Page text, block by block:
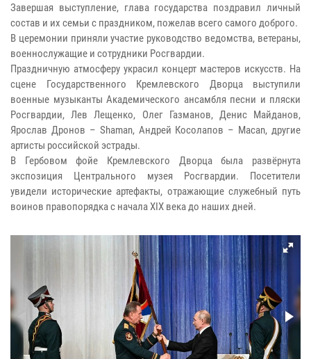
Завершая выступление, глава государства поздравил личный
состав и их семьи с праздником, пожелав всего самого доброго.
В церемонии приняли участие руководство ведомства, ветераны,
военнослужащие и сотрудники Росгвардии.
Праздничную атмосферу украсил концерт мастеров искусств. На
сцене Государственного Кремлевского Дворца выступили
военные музыканты Академического ансамбля песни и пляски
Росгвардии, Лев Лещенко, Олег Газманов, Денис Майданов,
Ярослав Дронов – Shaman, Андрей Косолапов – Macan, другие
артисты российской эстрады.
В Гербовом фойе Кремлевского Дворца была развёрнута
экспозиция Центрального музея Росгвардии. Посетители
увидели исторические артефакты, отражающие служебный путь
воинов правопорядка с начала XIX века до наших дней.